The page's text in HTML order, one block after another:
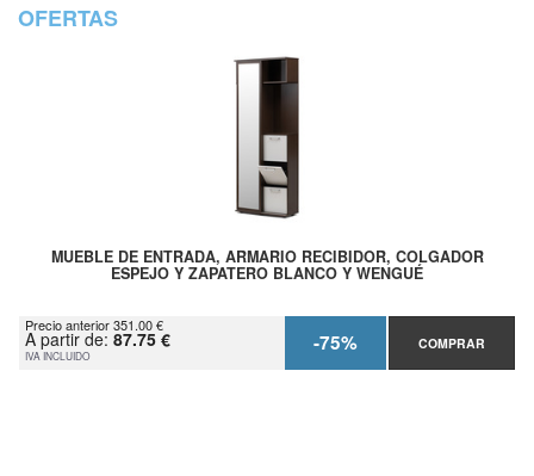
OFERTAS
MUEBLE DE ENTRADA, ARMARIO RECIBIDOR, COLGADOR
ESPEJO Y ZAPATERO BLANCO Y WENGUÉ
Precio anterior 351.00 €
A partir de: 87.75 €
IVA INCLUIDO -75% COMPRAR